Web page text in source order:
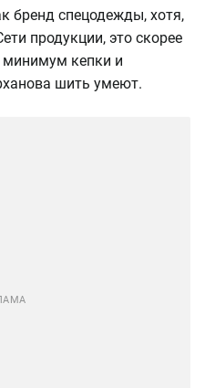
бренд спецодежды, хотя,
продукции, это скорее
кепки и
шить умеют.